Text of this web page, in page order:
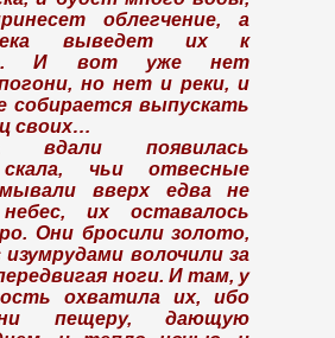
облегчение, а
выведет их к
И вот уже нет
но нет и реки, и
собирается выпускать
своих…
вдали появилась
скала, чьи отвесные
вверх едва не
их оставалось
Они бросили золото,
изумрудами волочили за
ноги. И там, у
охватила их, ибо
пещеру, дающую